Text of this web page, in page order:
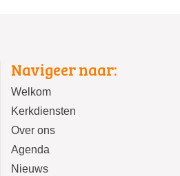
Navigeer naar:
Welkom
Kerkdiensten
Over ons
Agenda
Nieuws